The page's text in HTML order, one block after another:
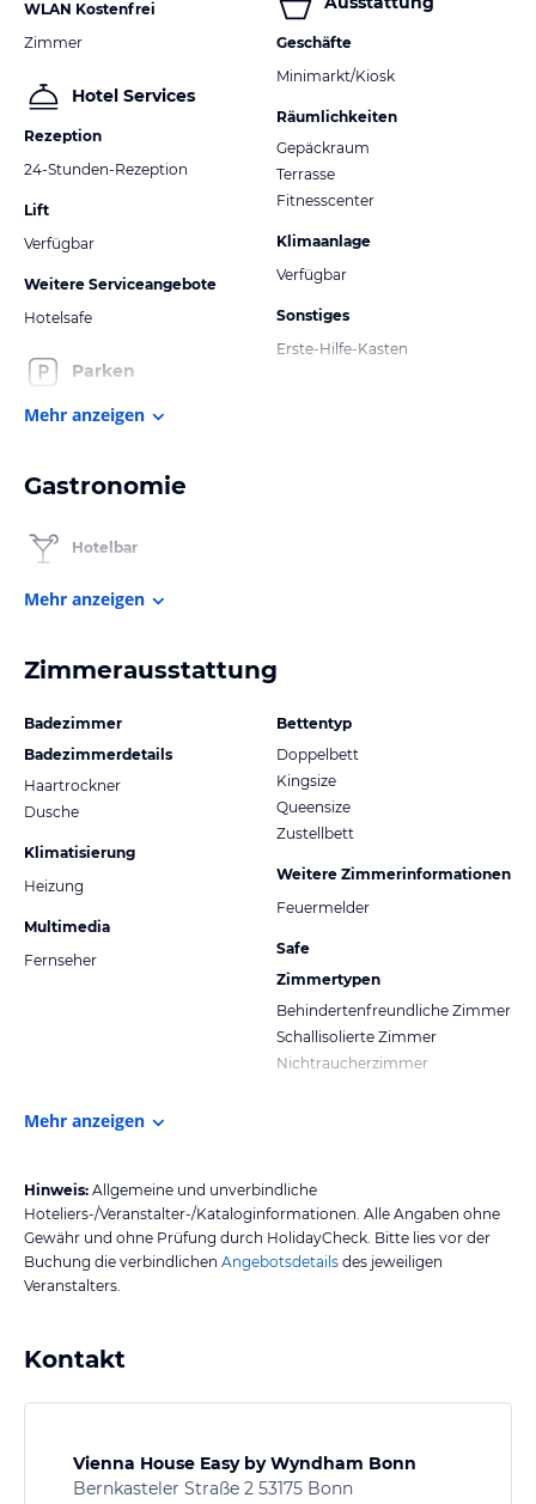
WLAN Kostenfrei
Zimmer
Hotel Services
Rezeption
24-Stunden-Rezeption
Lift
Verfügbar
Weitere Serviceangebote
Hotelsafe
Parken
Geschäfte
Minimarkt/Kiosk
Räumlichkeiten
Gepäckraum
Terrasse
Fitnesscenter
Klimaanlage
Verfügbar
Sonstiges
Erste-Hilfe-Kasten
Mehr anzeigen
Gastronomie
Hotelbar
Mehr anzeigen
Zimmerausstattung
Badezimmer
Badezimmerdetails
Haartrockner
Dusche
Klimatisierung
Heizung
Multimedia
Fernseher
Bettentyp
Doppelbett
Kingsize
Queensize
Zustellbett
Weitere Zimmerinformationen
Feuermelder
Safe
Zimmertypen
Behindertenfreundliche Zimmer
Schallisolierte Zimmer
Nichtraucherzimmer
Mehr anzeigen
Hinweis: Allgemeine und unverbindliche
Hoteliers-/Veranstalter-/Kataloginformationen. Alle Angaben ohne
Gewähr und ohne Prüfung durch HolidayCheck. Bitte lies vor der
Buchung die verbindlichen Angebotsdetails des jeweiligen
Veranstalters.
Kontakt
Vienna House Easy by Wyndham Bonn
Bernkasteler Straße 2 53175 Bonn